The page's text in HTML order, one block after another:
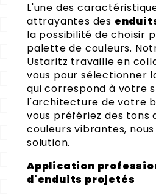
L'une des
attrayantes des
la possibilité de choisir
palette de couleurs.
Ustaritz travaille en
vous pour sélectionner
qui correspond à votre
l'architecture de votre
vous préfériez des tons
couleurs vibrantes,
solution.
Application
d'enduits projetés